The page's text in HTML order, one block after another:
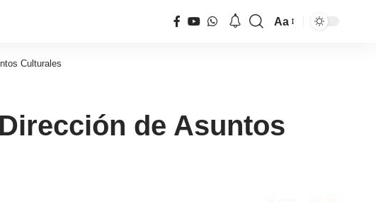
Aa
Culturales
de Asuntos